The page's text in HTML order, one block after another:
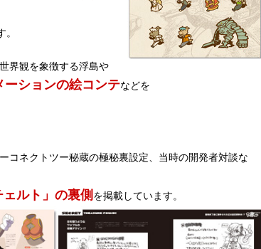
界観を象徴する浮島や
ーションの絵コンテなどを
コネクトツー秘蔵の極秘裏設定、当時の開発者対談な
ルト」の裏側 を掲載しています。